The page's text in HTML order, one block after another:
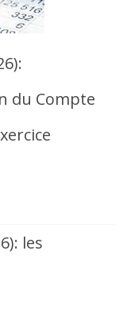
du Compte
les